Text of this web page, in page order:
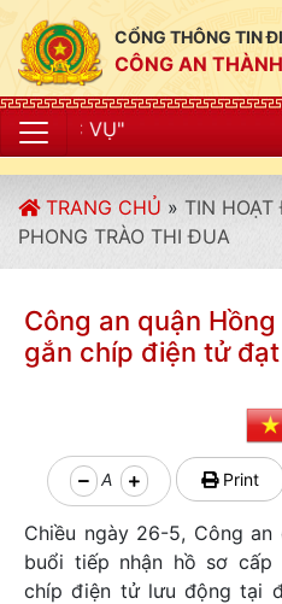
CỔNG THÔNG TIN
CÔNG AN
TRANG CHỦ » TIN
PHONG TRÀO THI ĐUA
Công an quận
gắn chíp điện tử
A Print
Chiều ngày 26-5, Công
buổi tiếp nhận hồ sơ
chíp điện tử lưu động tại